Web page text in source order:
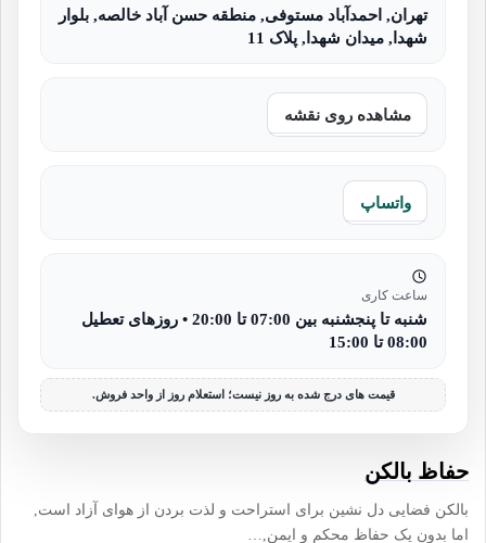
تهران, احمدآباد مستوفی, منطقه حسن آباد خالصه, بلوار
شهدا, میدان شهدا, پلاک 11
مشاهده روی نقشه
واتساپ
ساعت کاری
شنبه تا پنجشنبه بین 07:00 تا 20:00 • روزهای تعطیل
08:00 تا 15:00
قیمت های درج شده به روز نیست؛ استعلام روز از واحد فروش.
حفاظ بالکن
بالکن فضایی دل نشین برای استراحت و لذت بردن از هوای آزاد است,
اما بدون یک حفاظ محکم و ایمن,…